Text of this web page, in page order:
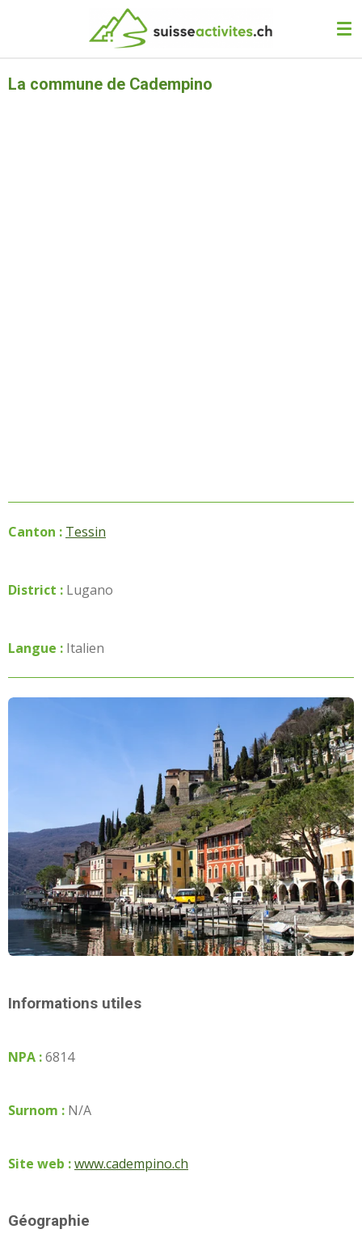
principal
La commune de Cadempino
Canton : Tessin
District : Lugano
Langue : Italien
Informations utiles
NPA :6814
Surnom : N/A
Site web :www.cadempino.ch
Géographie